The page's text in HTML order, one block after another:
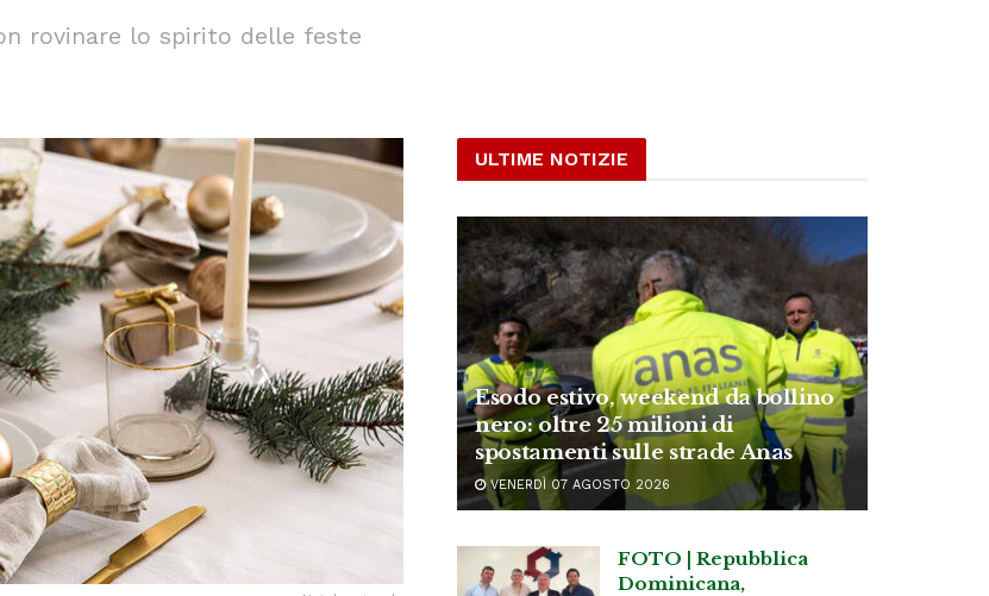
rovinare lo spirito delle feste
ULTIME NOTIZIE
Esodo estivo, weekend da bollino
nero: oltre 25 milioni di
spostamenti sulle strade Anas
VENERDÌ 07 AGOSTO 2026
FOTO | Repubblica
Dominicana,